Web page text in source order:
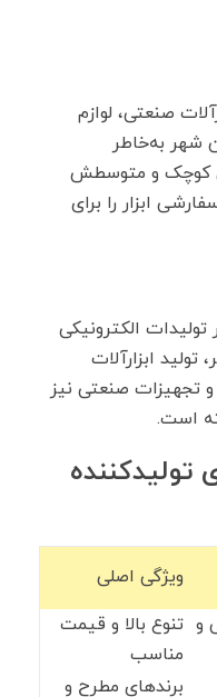
صنعتی، لوازم
شهر به‌خاطر
کوچک و متوسطش
ابزار را برای
الکترونیکی
ابزارآلات
و تجهیزات صنعتی نیز
است.
ویژگی اصلی
و تنوع بالا و قیمت
مناسب
برندهای مطرح و